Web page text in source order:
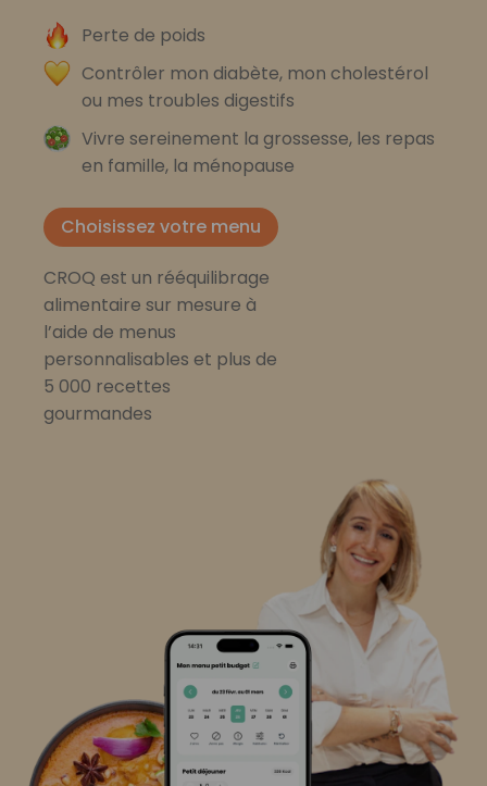
Perte de poids
Contrôler mon diabète, mon cholestérol
ou mes troubles digestifs
Vivre sereinement la grossesse, les repas
en famille, la ménopause
Choisissez votre menu
CROQ est un rééquilibrage
alimentaire sur mesure à
l’aide de menus
personnalisables et plus de
5 000 recettes
gourmandes